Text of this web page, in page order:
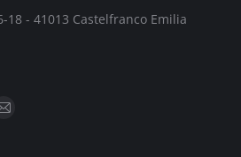
18 - 41013 Castelfranco Emilia
Mail